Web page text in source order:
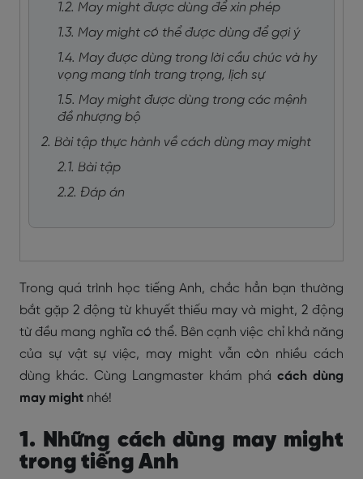
1.2. May might được dùng để xin phép
1.3. May might có thể được dùng để gợi ý
1.4. May được dùng trong lời cầu chúc và hy
vọng mang tính trang trọng, lịch sự
1.5. May might được dùng trong các mệnh
đề nhượng bộ
2. Bài tập thực hành về cách dùng may might
2.1. Bài tập
2.2. Đáp án
Trong quá trình học tiếng Anh, chắc hẳn bạn thường
bắt gặp 2 động từ khuyết thiếu may và might, 2 động
từ đều mang nghĩa có thể. Bên cạnh việc chỉ khả năng
của sự vật sự việc, may might vẫn còn nhiều cách
dùng khác. Cùng Langmaster khám phá cách dùng
may might nhé!
1. Những cách dùng may might
trong tiếng Anh